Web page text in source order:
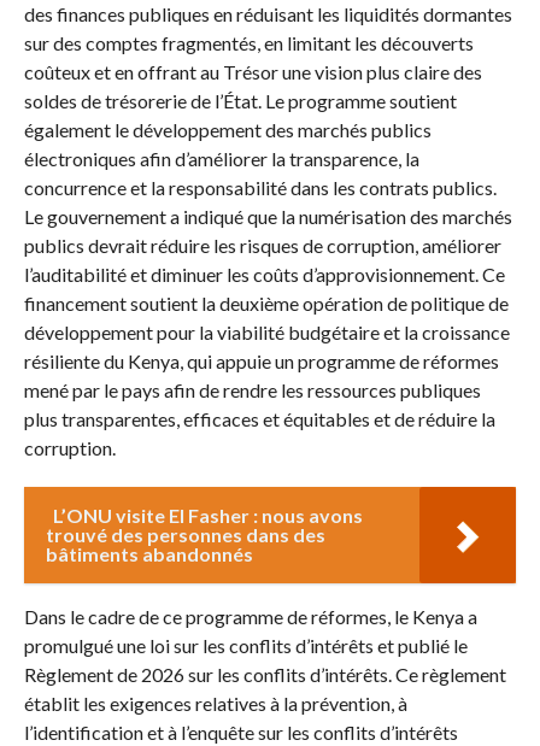
des finances publiques en réduisant les liquidités dormantes
sur des comptes fragmentés, en limitant les découverts
coûteux et en offrant au Trésor une vision plus claire des
soldes de trésorerie de l’État. Le programme soutient
également le développement des marchés publics
électroniques afin d’améliorer la transparence, la
concurrence et la responsabilité dans les contrats publics.
Le gouvernement a indiqué que la numérisation des marchés
publics devrait réduire les risques de corruption, améliorer
l’auditabilité et diminuer les coûts d’approvisionnement. Ce
financement soutient la deuxième opération de politique de
développement pour la viabilité budgétaire et la croissance
résiliente du Kenya, qui appuie un programme de réformes
mené par le pays afin de rendre les ressources publiques
plus transparentes, efficaces et équitables et de réduire la
corruption.
L’ONU visite El Fasher : nous avons
trouvé des personnes dans des
bâtiments abandonnés
Dans le cadre de ce programme de réformes, le Kenya a
promulgué une loi sur les conflits d’intérêts et publié le
Règlement de 2026 sur les conflits d’intérêts. Ce règlement
établit les exigences relatives à la prévention, à
l’identification et à l’enquête sur les conflits d’intérêts